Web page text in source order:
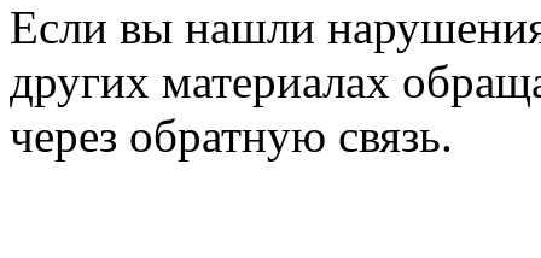
Если вы нашли
других материалах
через обратную связь.